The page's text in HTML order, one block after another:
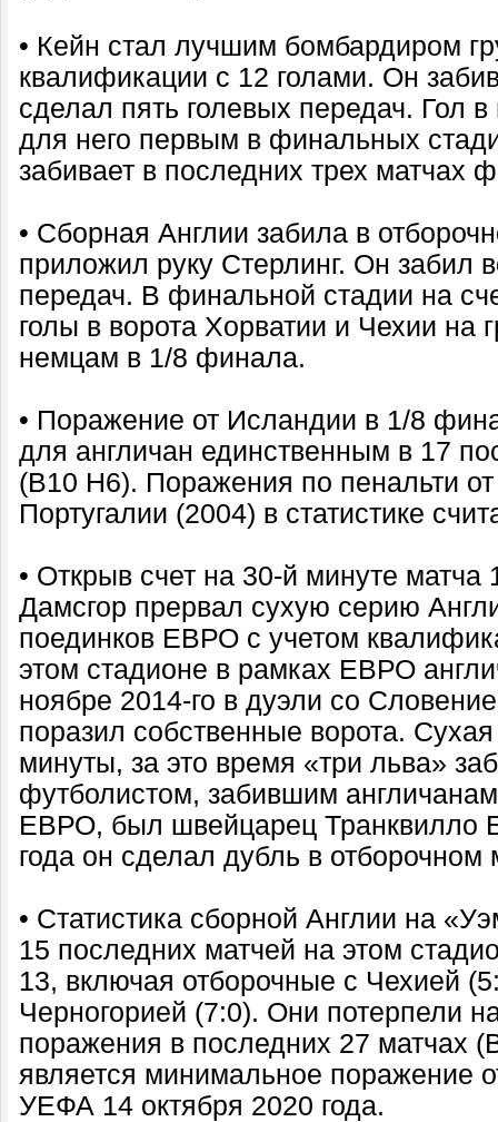
• Кейн стал лучшим бомбардиром
квалификации с 12 голами. Он
сделал пять голевых передач. Гол
для него первым в финальных
забивает в последних трех матчах
• Сборная Англии забила в
приложил руку Стерлинг. Он забил
передач. В финальной стадии на
голы в ворота Хорватии и Чехии на
немцам в 1/8 финала.
• Поражение от Исландии в 1/8
для англичан единственным в 17
(В10 Н6). Поражения по пенальти
Португалии (2004) в статистике
• Открыв счет на 30-й минуте
Дамсгор прервал сухую серию
поединков ЕВРО с учетом
этом стадионе в рамках ЕВРО
ноябре 2014-го в дуэли со
поразил собственные ворота.
минуты, за это время «три льва»
футболистом, забившим
ЕВРО, был швейцарец Транквилло
года он сделал дубль в
• Статистика сборной Англии на
15 последних матчей на этом
13, включая отборочные с Чехией
Черногорией (7:0). Они потерпели
поражения в последних 27 матчах
является минимальное поражение
УЕФА 14 октября 2020 года.